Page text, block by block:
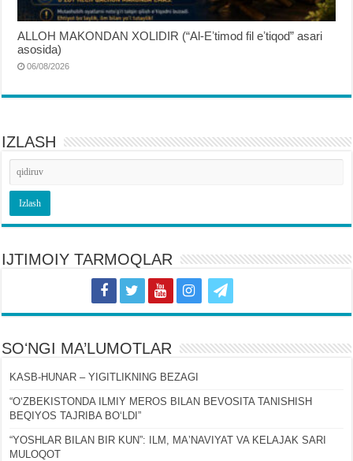
ALLOH MAKONDAN XOLIDIR (“Al-Eʼtimod fil eʼtiqod” asari
asosida)
06/08/2026
IZLASH
IJTIMOIY TARMOQLAR
SOʻNGI MA’LUMOTLAR
KASB-HUNAR – YIGITLIKNING BEZAGI
“OʻZBEKISTONDA ILMIY MEROS BILAN BEVOSITA TANISHISH
BEQIYOS TAJRIBA BOʻLDI”
“YOSHLAR BILAN BIR KUN”: ILM, MAʼNAVIYAT VA KELAJAK SARI
MULOQOT